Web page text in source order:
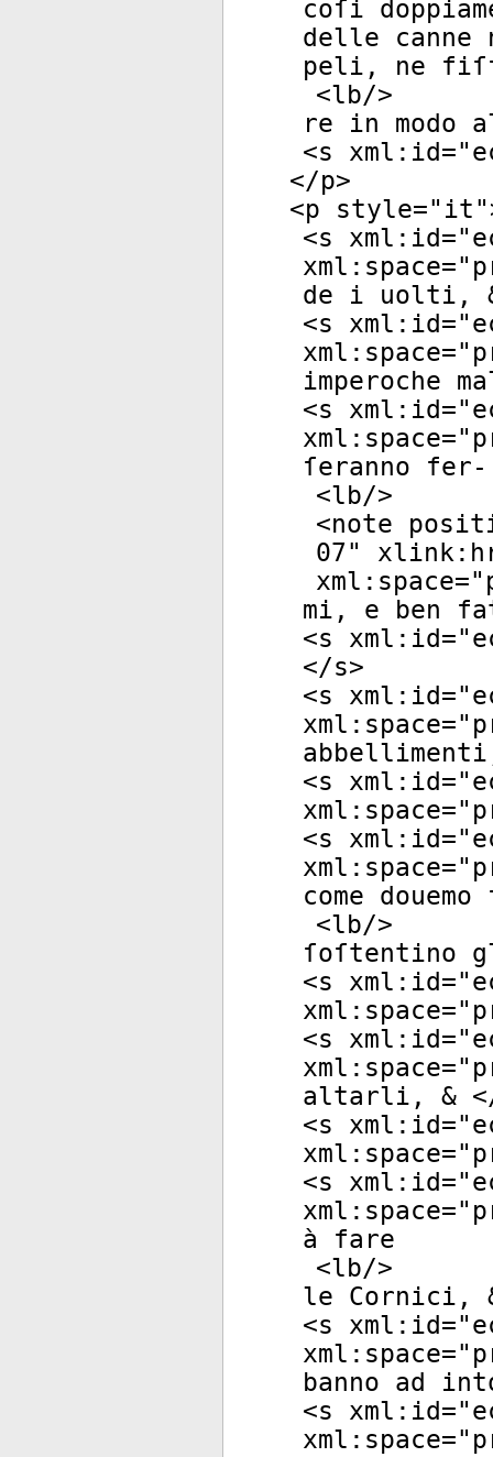
coſi
delle
peli, ne
<lb/>
re in modo
<s xml:id="
</p>
<p style=" it
<s xml:id="
xml:space="
de i uolti,
<s xml:id="
xml:space="
imperoche
<s xml:id="
xml:space="
ſeranno fer-
<lb/>
<note
07"
xml:space="
mi, e ben
<s xml:id="
</s>
<s xml:id="
xml:space="
<s xml:id="
xml:space="
<s xml:id="
xml:space="
come
<lb/>
ſoſtentino
<s xml:id="
xml:space="
<s xml:id="
xml:space="
altarli, &
<s xml:id="
xml:space="
<s xml:id="
xml:space="
à fare
<lb/>
le Cornici,
<s xml:id="
xml:space="
banno ad
<s xml:id="
xml:space="